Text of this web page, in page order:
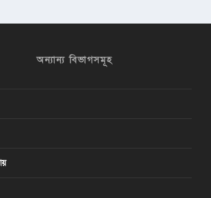
অন্যান্য বিভাগসমূহ